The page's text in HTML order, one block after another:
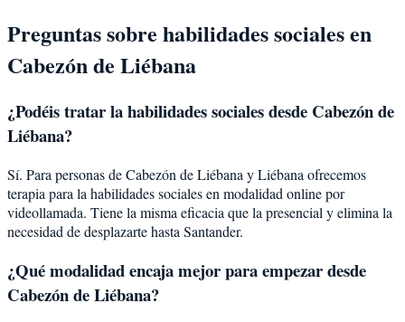
Preguntas sobre habilidades socialesen
Cabezón de Liébana
¿Podéis tratar lahabilidades socialesdesde Cabezón de
Liébana?
Sí. Para personas de Cabezón de Liébana y Liébana ofrecemos
terapia para la habilidades sociales en modalidad online por
videollamada. Tiene la misma eficacia que la presencial y elimina la
necesidad de desplazarte hasta Santander.
¿Qué modalidad encaja mejor para empezar desde
Cabezón de Liébana?